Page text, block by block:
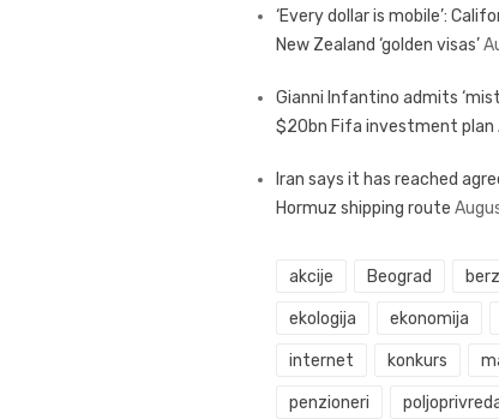
‘Every dollar is mobile’:
New Zealand ‘golden visas’
Gianni Infantino admits
$20bn Fifa investment plan
Iran says it has reached
Hormuz shipping route
akcije Beograd
ekologija ekonomija
internet konkurs
penzioneri